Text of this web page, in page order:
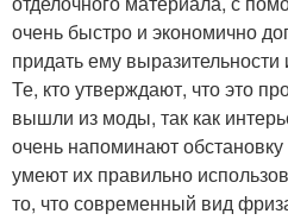
очень быстро и экономично
придать ему выразительности
Те, кто утверждают, что это
вышли из моды, так как
очень напоминают
умеют их правильно
то, что современный вид